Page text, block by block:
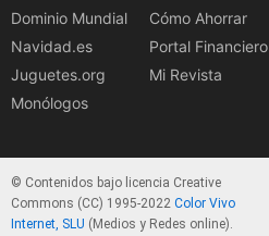
Dominio Mundial
Navidad.es
Juguetes.org
Monólogos
Cómo Ahorrar
Portal Financiero
Mi Revista
© Contenidos bajo licencia Creative
Commons (CC) 1995-2022 Color Vivo
Internet, SLU (Medios y Redes online).